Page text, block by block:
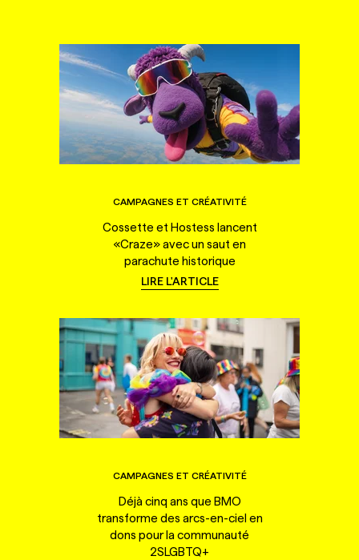
CAMPAGNES ET CRÉATIVITÉ
Cossette et Hostess lancent
«Craze» avec un saut en
parachute historique
LIRE L'ARTICLE
CAMPAGNES ET CRÉATIVITÉ
Déjà cinq ans que BMO
transforme des arcs-en-ciel en
dons pour la communauté
2SLGBTQ+